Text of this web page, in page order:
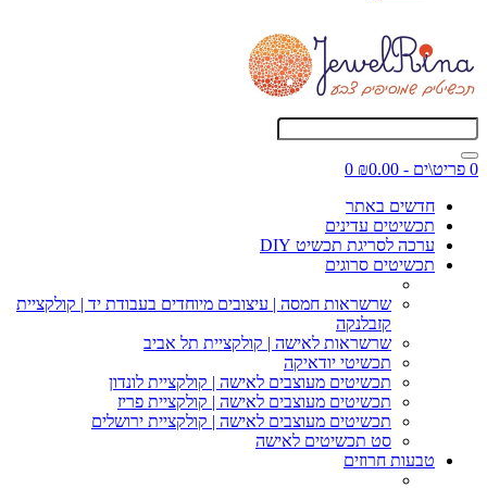
0 פריט\ים - ₪0.00
0
חדשים באתר
תכשיטים עדינים
ערכה לסריגת תכשיט DIY
תכשיטים סרוגים
שרשראות חמסה | עיצובים מיוחדים בעבודת יד | קולקציית
קזבלנקה
שרשראות לאישה | קולקציית תל אביב
תכשיטי יודאיקה
תכשיטים מעוצבים לאישה | קולקציית לונדון
תכשיטים מעוצבים לאישה | קולקציית פריז
תכשיטים מעוצבים לאישה | קולקציית ירושלים
סט תכשיטים לאישה
טבעות חרוזים